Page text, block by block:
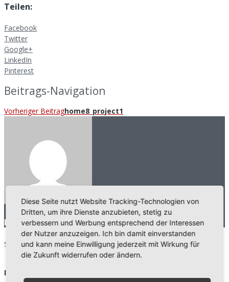
Teilen:
Facebook
Twitter
Google+
LinkedIn
Pinterest
Beitrags-Navigation
Vorheriger Beitraghome8_project1
Beitrag vonWebBgl
Search for: search
Neueste Beiträge
Diese Seite nutzt Website Tracking-Technologien von
Dritten, um ihre Dienste anzubieten, stetig zu
verbessern und Werbung entsprechend der Interessen
der Nutzer anzuzeigen. Ich bin damit einverstanden
und kann meine Einwilligung jederzeit mit Wirkung für
die Zukunft widerrufen oder ändern.